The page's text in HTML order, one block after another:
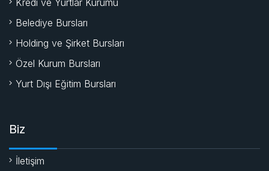
Kredi ve Yurtlar Kurumu
Belediye Bursları
Holding ve Şirket Bursları
Özel Kurum Bursları
Yurt Dışı Eğitim Bursları
Biz
İletişim